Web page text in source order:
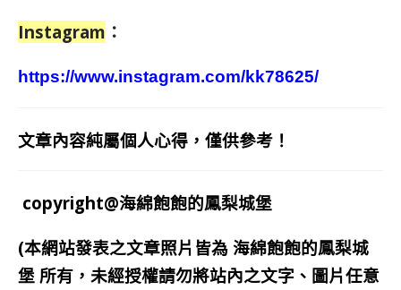
Instagram ：
https://www.instagram.com/kk78625/
文章內容純屬個人心得，僅供參考！
copyright@海綿飽飽的鳳梨城堡
(本網站發表之文章照片皆為 海綿飽飽的鳳梨城
堡 所有，未經授權請勿將站內之文字、圖片任意